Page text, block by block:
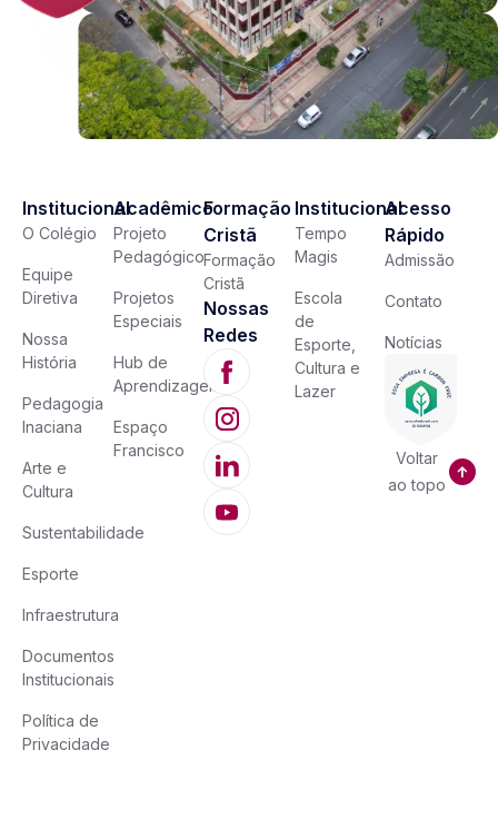
Institucional
O Colégio
Equipe
Diretiva
Nossa
História
Pedagogia
Inaciana
Arte e
Cultura
Sustentabilidade
Esporte
Infraestrutura
Documentos
Institucionais
Política de
Privacidade
Acadêmico
Projeto
Pedagógico
Projetos
Especiais
Hub de
Aprendizagem
Espaço
Francisco
Formação
Cristã
Formação
Cristã
Nossas
Redes
Institucional
Tempo
Magis
Escola
de
Esporte,
Cultura e
Lazer
Acesso
Rápido
Admissão
Contato
Notícias
Voltar
ao topo